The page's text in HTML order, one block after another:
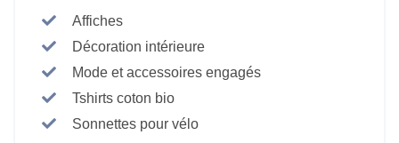
Affiches
Décoration intérieure
Mode et accessoires engagés
Tshirts coton bio
Sonnettes pour vélo